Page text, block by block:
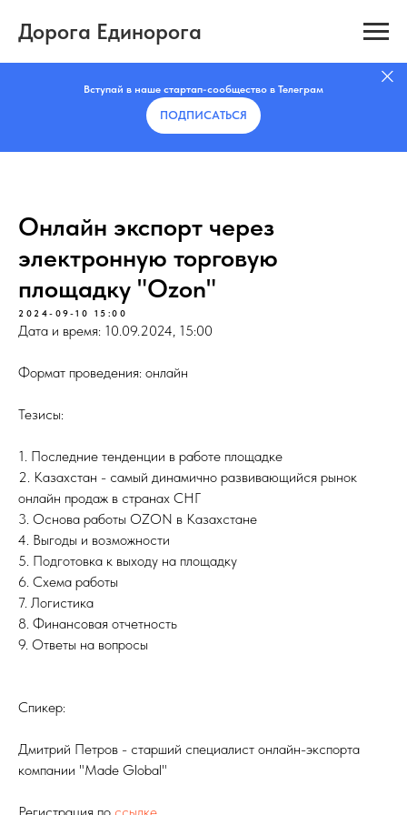
Дорога Единорога
Вступай в наше стартап-сообщество в Телеграм
ПОДПИСАТЬCЯ
Онлайн экспорт через
электронную торговую
площадку "Ozon"
2024-09-10 15:00
Дата и время: 10.09.2024, 15:00
Формат проведения: онлайн
Тезисы:
1. Последние тенденции в работе площадке
2. Казахстан - самый динамично развивающийся рынок
онлайн продаж в странах СНГ
3. Основа работы OZON в Казахстане
4. Выгоды и возможности
5. Подготовка к выходу на площадку
6. Схема работы
7. Логистика
8. Финансовая отчетность
9. Ответы на вопросы
Спикер:
Дмитрий Петров - старший специалист онлайн-экспорта
компании "Made Global"